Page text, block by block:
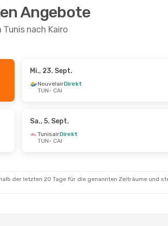
Angebote
nach Kairo
- So., 25. Okt.
- TUN
Mi., 23. Sept.
NouvelairDirekt
TUN- CAI
Sa., 5. Sept.
TunisairDirekt
TUN- CAI
der letzten 20 Tage für die genannten Zeiträume und